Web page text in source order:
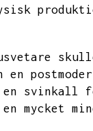
en svinkall
mycket